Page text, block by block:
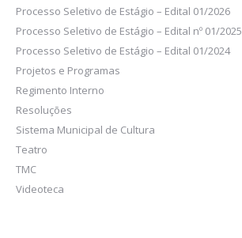
Processo Seletivo de Estágio – Edital 01/2026
Processo Seletivo de Estágio – Edital nº 01/2025
Processo Seletivo de Estágio – Edital 01/2024
Projetos e Programas
Regimento Interno
Resoluções
Sistema Municipal de Cultura
Teatro
TMC
Videoteca